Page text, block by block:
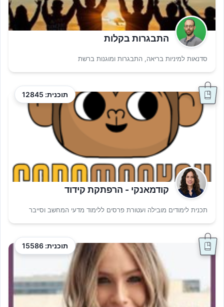
התבגרות בקלות
סדנאות למיניות בריאה, התבגרות ומוגנות ברשת
תוכנית: 12845
קודמאנקי - הרפתקת קידוד
תכנית לימודים מובילה ועטורת פרסים ללימוד מדעי המחשב וסייבר
תוכנית: 15586